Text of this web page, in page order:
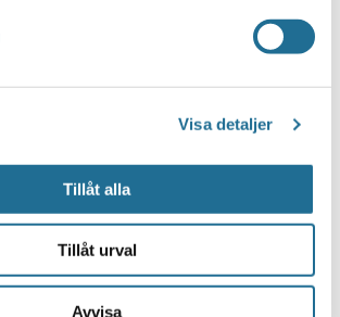
Visa detaljer
Tillåt alla
Tillåt urval
Avvisa
0141-40204
»